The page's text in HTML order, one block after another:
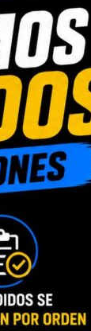
Blister